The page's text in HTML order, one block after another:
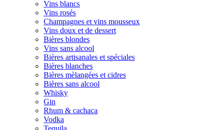
Vins blancs
Vins rosés
Champagnes et vins mousseux
Vins doux et de dessert
Bières blondes
Vins sans alcool
Bières artisanales et spéciales
Bières blanches
Bières mèlangées et cidres
Bières sans alcool
Whisky
Gin
Rhum & cachaça
Vodka
Tequila